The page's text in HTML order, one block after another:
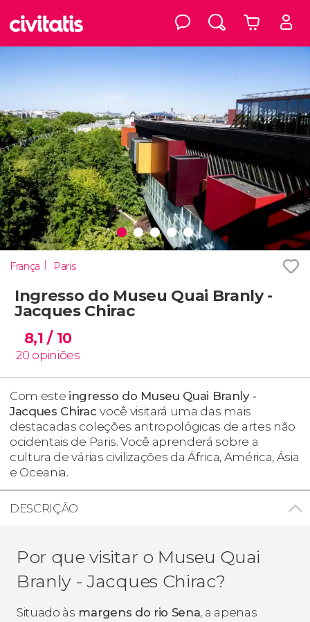
França Paris
Ingresso do Museu Quai Branly -
Jacques Chirac
8,1/ 10
20 opiniões
Com este ingresso do Museu Quai Branly -
Jacques Chiracvocê visitará uma das mais
destacadas coleções antropológicas de artes não
ocidentais de Paris. Você aprenderá sobre a
cultura de várias civilizações da África, América, Ásia
e Oceania.
DESCRIÇÃO
Por que visitar o Museu Quai
Branly - Jacques Chirac?
Situado às margens do rio Sena, a apenas